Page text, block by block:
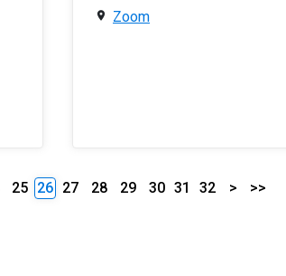
Zoom
25 26 27 28 29 30 31 32 > >>